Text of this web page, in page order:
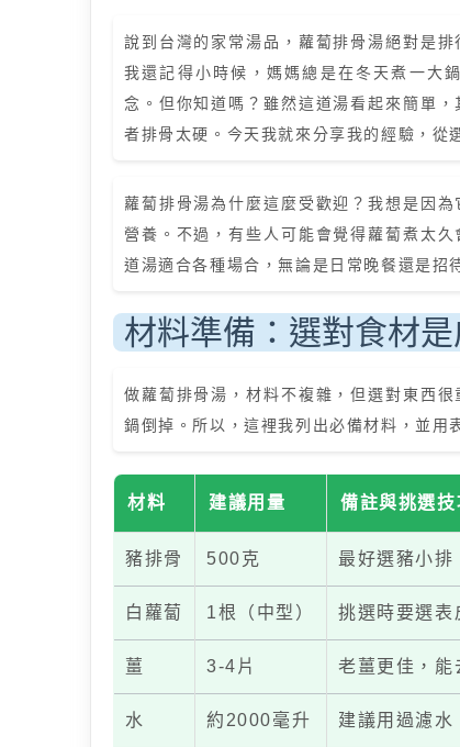
說到台灣的家常湯品，蘿蔔排骨湯絕對是
我還記得小時候，媽媽總是在冬天煮一大
念。但你知道嗎？雖然這道湯看起來簡單
者排骨太硬。今天我就來分享我的經驗，從
蘿蔔排骨湯為什麼這麼受歡迎？我想是因
營養。不過，有些人可能會覺得蘿蔔煮太
道湯適合各種場合，無論是日常晚餐還是招
材料準備：選對食材
做蘿蔔排骨湯，材料不複雜，但選對東西
鍋倒掉。所以，這裡我列出必備材料，並用
材料 建議用量 備註與挑選技
豬排骨 500克 最好選豬小排
白蘿蔔 1根（中型） 挑選時要選表
薑 3-4片 老薑更佳，能
水 約2000毫升 建議用過濾水